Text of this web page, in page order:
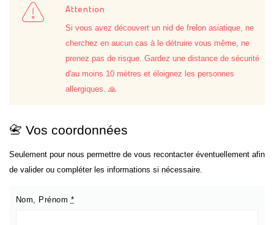
Attention
Si vous avez découvert un nid de frelon asiatique, ne
cherchez en aucun cas à le détruire vous même, ne
prenez pas de risque. Gardez une distance de sécurité
d'au moins 10 mètres et éloignez les personnes
allergiques. 🙏
📇 Vos coordonnées
Seulement pour nous permettre de vous recontacter éventuellement afin
de valider ou compléter les informations si nécessaire.
Nom, Prénom *